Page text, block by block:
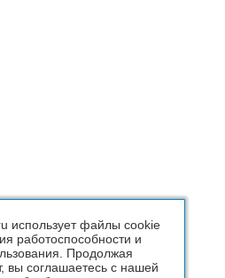
использует файлы cookie
работоспособности и
Продолжая
вы соглашаетесь с нашей